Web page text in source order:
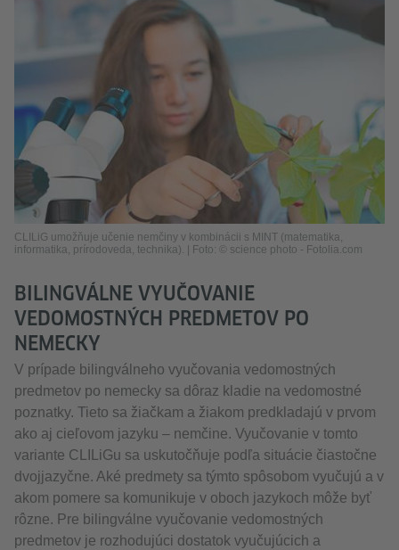
CLILiG umožňuje učenie nemčiny v kombinácii s MINT (matematika,
informatika, prírodoveda, technika). | Foto: © science photo - Fotolia.com
BILINGVÁLNE VYUČOVANIE
VEDOMOSTNÝCH PREDMETOV PO
NEMECKY
V prípade bilingválneho vyučovania vedomostných
predmetov po nemecky sa dôraz kladie na vedomostné
poznatky. Tieto sa žiačkam a žiakom predkladajú v prvom
ako aj cieľovom jazyku – nemčine. Vyučovanie v tomto
variante CLILiGu sa uskutočňuje podľa situácie čiastočne
dvojjazyčne. Aké predmety sa týmto spôsobom vyučujú a v
akom pomere sa komunikuje v oboch jazykoch môže byť
rôzne. Pre bilingválne vyučovanie vedomostných
predmetov je rozhodujúci dostatok vyučujúcich a